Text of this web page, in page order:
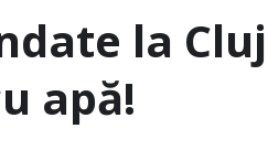
la
apă!